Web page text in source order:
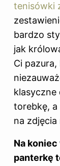
tenisówki
bardzo
jak
Ci
klasyczne
torebkę,
na zdjęcia
Na
panterkę